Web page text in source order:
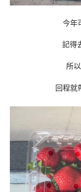
今年
記得
所
回程就